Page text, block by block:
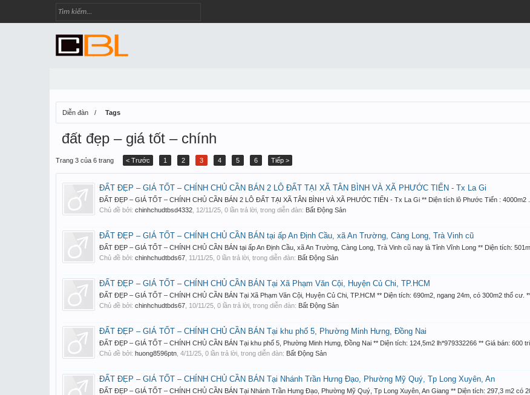
Diễn đàn Tags
đất đẹp – giá tốt – chính
Trang 3 của 6 trang < Trước 1 2 3 4 5 6 Tiếp >
ĐẤT ĐẸP – GIÁ TỐT – CHÍNH CHỦ CẦN BÁN 2 LÔ ĐẤT TẠI XÃ TÂN BÌNH VÀ XÃ PHƯỚC TIẾN - Tx La Gi
ĐẤT ĐẸP – GIÁ TỐT – CHÍNH CHỦ CẦN BÁN 2 LÔ ĐẤT TẠI XÃ TÂN BÌNH VÀ XÃ PHƯỚC TIẾN - Tx La Gi ** Diện tích lô Phước Tiến : 4000m2 .
Chủ đề bởi: chinhchudtbsd4332 12/11/25 , 0 lần trả lời, trong diễn đàn: Bất Động Sản
ĐẤT ĐẸP – GIÁ TỐT – CHÍNH CHỦ CẦN BÁN tại ấp An Định Cầu, xã An Trường, Càng Long, Trà Vinh cũ
ĐẤT ĐẸP – GIÁ TỐT – CHÍNH CHỦ CẦN BÁN tại ấp An Định Cầu, xã An Trường, Càng Long, Trà Vinh cũ nay là Tỉnh Vĩnh Long ** Diện tích:
Chủ đề bởi: chinhchudtbds67 11/11/25 , 0 lần trả lời, trong diễn đàn: Bất Động Sản
ĐẤT ĐẸP – GIÁ TỐT – CHÍNH CHỦ CẦN BÁN Tại Xã Phạm Văn Cội, Huyện Củ Chi, TP.HCM
ĐẤT ĐẸP – GIÁ TỐT – CHÍNH CHỦ CẦN BÁN Tại Xã Phạm Văn Cội, Huyện Củ Chi, TP.HCM ** Diện tích: 690m2, ngang 24m, có 300m2 thổ cư. **
Chủ đề bởi: chinhchudtbds67 10/11/25 , 0 lần trả lời, trong diễn đàn: Bất Động Sản
ĐẤT ĐẸP – GIÁ TỐT – CHÍNH CHỦ CẦN BÁN Tại khu phố 5, Phường Minh Hưng, Đồng Nai
ĐẤT ĐẸP – GIÁ TỐT – CHÍNH CHỦ CẦN BÁN Tại khu phố 5, Phường Minh Hưng, Đồng Nai ** Diện tích: 124,5m2 lh*979332266 ** Giá bán: 600
Chủ đề bởi: huong8596ptn 4/11/25 , 0 lần trả lời, trong diễn đàn: Bất Động Sản
ĐẤT ĐẸP – GIÁ TỐT – CHÍNH CHỦ CẦN BÁN Tại Nhánh Trần Hưng Đạo, Phường Mỹ Quý, Tp Long Xuyên, An
ĐẤT ĐẸP – GIÁ TỐT – CHÍNH CHỦ CẦN BÁN Tại Nhánh Trần Hưng Đạo, Phường Mỹ Quý, Tp Long Xuyên, An Giang ** Diện tích: 297,3 m2 có